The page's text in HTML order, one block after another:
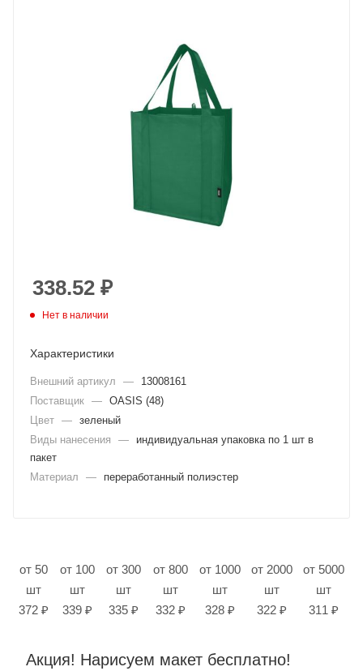
338.52 ₽
Нет в наличии
Характеристики
Внешний артикул —
13008161
Поставщик — OASIS (48)
Цвет — зеленый
Виды нанесения
—
индивидуальная упаковка по 1 шт в
пакет
Материал
— переработанный полиэстер
от 50
шт
372 ₽
от 100
шт
339 ₽
от 300
шт
335 ₽
от 800
шт
332 ₽
от 1000
шт
328 ₽
от 2000
шт
322 ₽
от 5000
шт
311 ₽
Акция! Нарисуем макет бесплатно!